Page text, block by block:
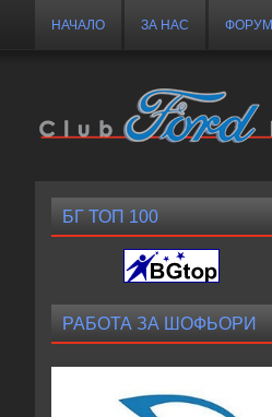
НАЧАЛО ЗА НАС ФОРУМ
БГ ТОП 100
РАБОТА ЗА ШОФЬОРИ